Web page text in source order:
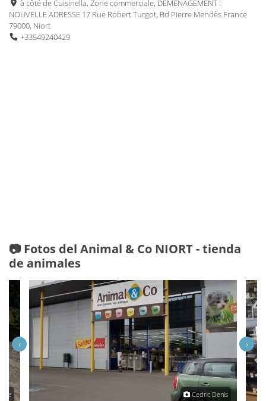
à côté de Cuisinella, Zone commerciale, DÉMÉNAGEMENT :
NOUVELLE ADRESSE 17 Rue Robert Turgot, Bd Pierre Mendès France
79000, Niort
+33549240429
📷 Fotos del Animal & Co NIORT - tienda
de animales
Cedric Denis
‹ ›